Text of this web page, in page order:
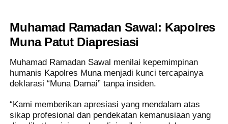
Muhamad Ramadan Sawal: Kapolres
Muna Patut Diapresiasi
Muhamad Ramadan Sawal menilai kepemimpinan
humanis Kapolres Muna menjadi kunci tercapainya
deklarasi “Muna Damai” tanpa insiden.
“Kami memberikan apresiasi yang mendalam atas
sikap profesional dan pendekatan kemanusiaan yang